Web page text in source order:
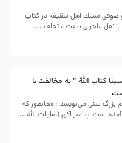
و صوفی مسلك اهل سقيفه در کتاب
از نقل ماجرای بیعت متخلف ...
كتاب اللّه ” به مخالفت با
خفاجی مصری عالم بزرگ سنی می‌نویسد : همانطور که
است، پیامبر اکرم (صلوات اللّه...